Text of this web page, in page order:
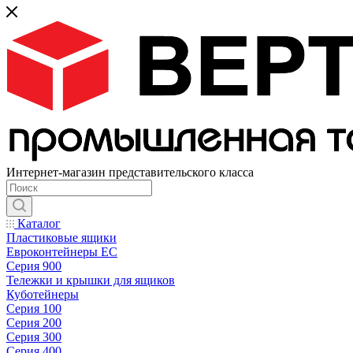
Интернет-магазин представительского класса
Каталог
Пластиковые ящики
Евроконтейнеры ЕС
Серия 900
Тележки и крышки для ящиков
Куботейнеры
Серия 100
Серия 200
Серия 300